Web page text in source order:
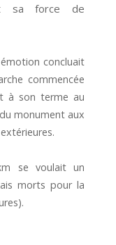
sa force de
concluait
commencée
à son terme au
monument aux
se voulait un
morts pour la